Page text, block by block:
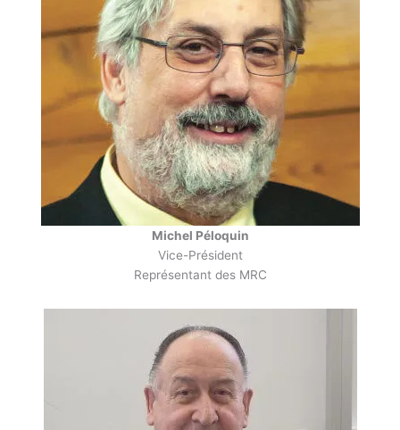
Michel Péloquin
Vice-Président
Représentant des MRC